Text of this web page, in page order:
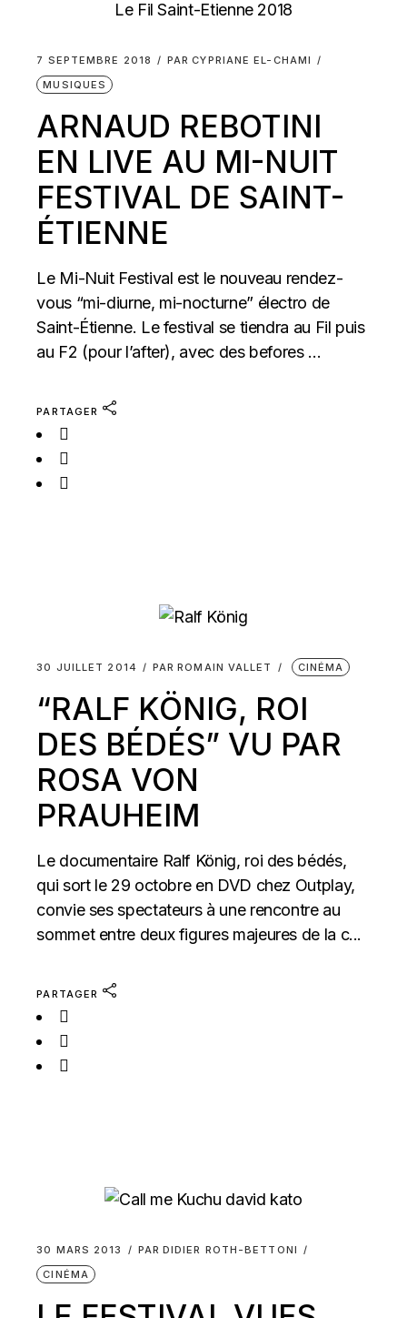
7 SEPTEMBRE 2018 PAR CYPRIANE EL-CHAMI
MUSIQUES
ARNAUD REBOTINI
EN LIVE AU MI-NUIT
FESTIVAL DE SAINT-
ÉTIENNE
Le Mi-Nuit Festival est le nouveau rendez-
vous “mi-diurne, mi-nocturne” électro de
Saint-Étienne. Le festival se tiendra au Fil puis
au F2 (pour l’after), avec des befores ...
PARTAGER
30 JUILLET 2014 PAR ROMAIN VALLET CINÉMA
“RALF KÖNIG, ROI
DES BÉDÉS” VU PAR
ROSA VON
PRAUHEIM
Le documentaire Ralf König, roi des bédés,
qui sort le 29 octobre en DVD chez Outplay,
convie ses spectateurs à une rencontre au
sommet entre deux figures majeures de la c...
PARTAGER
30 MARS 2013 PAR DIDIER ROTH-BETTONI
CINÉMA